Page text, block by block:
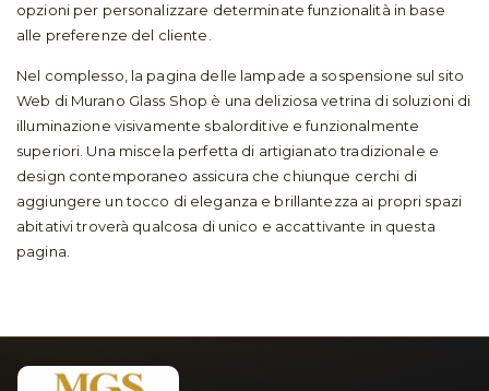
opzioni per personalizzare determinate funzionalità in base
alle preferenze del cliente.
Nel complesso, la pagina delle lampade a sospensione sul sito
Web di Murano Glass Shop è una deliziosa vetrina di soluzioni di
illuminazione visivamente sbalorditive e funzionalmente
superiori. Una miscela perfetta di artigianato tradizionale e
design contemporaneo assicura che chiunque cerchi di
aggiungere un tocco di eleganza e brillantezza ai propri spazi
abitativi troverà qualcosa di unico e accattivante in questa
pagina.